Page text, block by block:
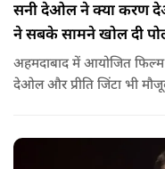
सनी देओल ने क्या करण
ने सबके सामने खोल दी
अहमदाबाद में आयोजित
देओल और प्रीति जिंटा भी
जवाब दिया.